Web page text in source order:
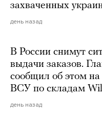
захваченных
день назад
В России снимут
выдачи заказов.
сообщил об этом
ВСУ по складам
день назад